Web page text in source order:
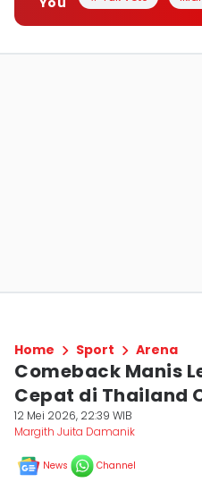
Home Sport Arena
Comeback Manis
Cepat di Thailand
12 Mei 2026, 22:39 WIB
Margith Juita Damanik
News Channel